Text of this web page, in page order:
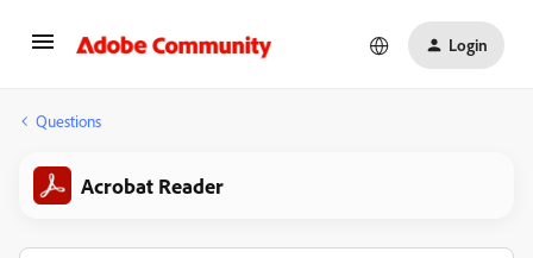
Login
Questions
Acrobat Reader